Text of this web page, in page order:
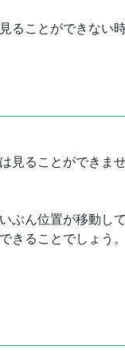
ることができない
ることができませ
ぶん位置が移動し
ることでしょう。